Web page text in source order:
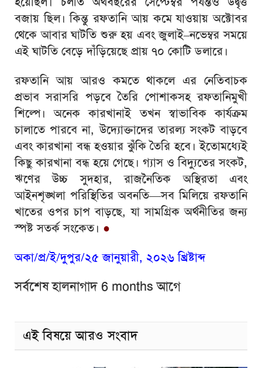
বজায় ছিল। কিন্তু রফতানি আয় কমে যাওয়ায় অক্টোবর
থেকে আবার ঘাটতি শুরু হয় এবং জুলাই–নভেম্বর সময়ে
এই ঘাটতি বেড়ে দাঁড়িয়েছে প্রায় ৭০ কোটি ডলারে।
রফতানি আয় আরও কমতে থাকলে এর নেতিবাচক
প্রভাব সরাসরি পড়বে তৈরি পোশাকসহ রফতানিমুখী
শিল্পে। অনেক কারখানাই তখন স্বাভাবিক কার্যক্রম
চালাতে পারবে না, উদ্যোক্তাদের তারল্য সংকট বাড়বে
এবং কারখানা বন্ধ হওয়ার ঝুঁকি তৈরি হবে। ইতোমধ্যেই
কিছু কারখানা বন্ধ হয়ে গেছে। গ্যাস ও বিদ্যুতের সংকট,
ঋণের উচ্চ সুদহার, রাজনৈতিক অস্থিরতা এবং
আইনশৃঙ্খলা পরিস্থিতির অবনতি—সব মিলিয়ে রফতানি
খাতের ওপর চাপ বাড়ছে, যা সামগ্রিক অর্থনীতির জন্য
স্পষ্ট সতর্ক সংকেত। ●
অকা/প্র/ই/দুপুর/২৫ জানুয়ারী, ২০২৬ খ্রিষ্টাব্দ
সর্বশেষ হালনাগাদ 6 months আগে
এই বিষয়ে আরও সংবাদ